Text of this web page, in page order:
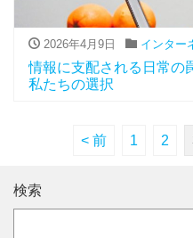
2026年4月9日 インター
情報に支配される日常の
私たちの選択
< 前 1 2
検索